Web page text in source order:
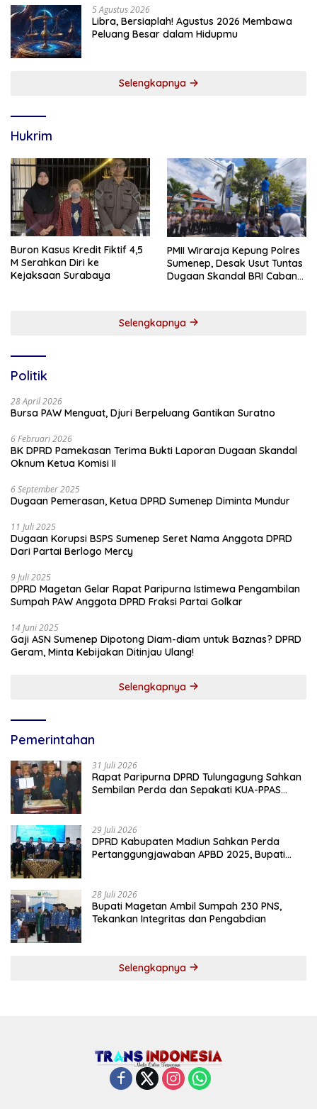
5 Agustus 2026
Libra, Bersiaplah! Agustus 2026 Membawa
Peluang Besar dalam Hidupmu
Selengkapnya
Hukrim
Buron Kasus Kredit Fiktif 4,5
M Serahkan Diri ke
Kejaksaan Surabaya
PMII Wiraraja Kepung Polres
Sumenep, Desak Usut Tuntas
Dugaan Skandal BRI Cabang
Selengkapnya
Politik
28 April 2026
Bursa PAW Menguat, Djuri Berpeluang Gantikan Suratno
6 Februari 2026
BK DPRD Pamekasan Terima Bukti Laporan Dugaan Skandal
Oknum Ketua Komisi II
6 September 2025
Dugaan Pemerasan, Ketua DPRD Sumenep Diminta Mundur
11 Juli 2025
Dugaan Korupsi BSPS Sumenep Seret Nama Anggota DPRD
Dari Partai Berlogo Mercy
9 Juli 2025
DPRD Magetan Gelar Rapat Paripurna Istimewa Pengambilan
Sumpah PAW Anggota DPRD Fraksi Partai Golkar
14 Juni 2025
Gaji ASN Sumenep Dipotong Diam-diam untuk Baznas? DPRD
Geram, Minta Kebijakan Ditinjau Ulang!
Selengkapnya
Pemerintahan
31 Juli 2026
Rapat Paripurna DPRD Tulungagung Sahkan
Sembilan Perda dan Sepakati KUA-PPAS
29 Juli 2026
DPRD Kabupaten Madiun Sahkan Perda
Pertanggungjawaban APBD 2025, Bupati
28 Juli 2026
Bupati Magetan Ambil Sumpah 230 PNS,
Tekankan Integritas dan Pengabdian
Selengkapnya